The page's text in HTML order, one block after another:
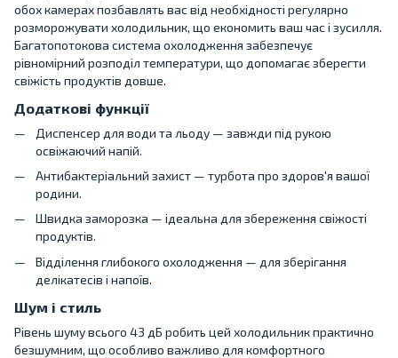
обох камерах позбавлять вас від необхідності регулярно
розморожувати холодильник, що економить ваш час і зусилля.
Багатопотокова система охолодження забезпечує
рівномірний розподіл температури, що допомагає зберегти
свіжість продуктів довше.
Додаткові функції
Диспенсер для води та льоду — завжди під рукою
освіжаючий напій.
Антибактеріальний захист — турбота про здоров'я вашої
родини.
Швидка заморозка — ідеальна для збереження свіжості
продуктів.
Відділення глибокого охолодження — для зберігання
делікатесів і напоїв.
Шум і стиль
Рівень шуму всього 43 дБ робить цей холодильник практично
безшумним, що особливо важливо для комфортного